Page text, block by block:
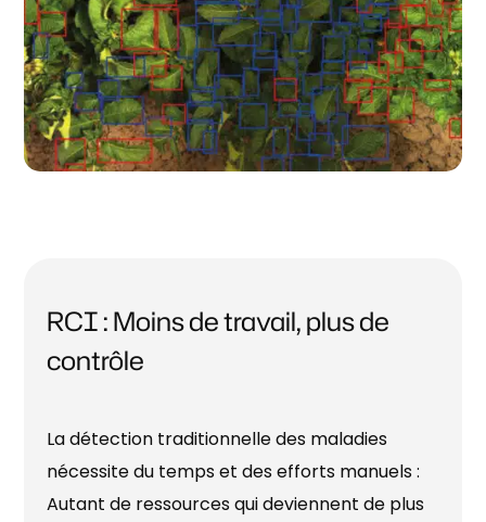
RCI : Moins de travail, plus de
contrôle
La détection traditionnelle des maladies
nécessite du temps et des efforts manuels :
Autant de ressources qui deviennent de plus